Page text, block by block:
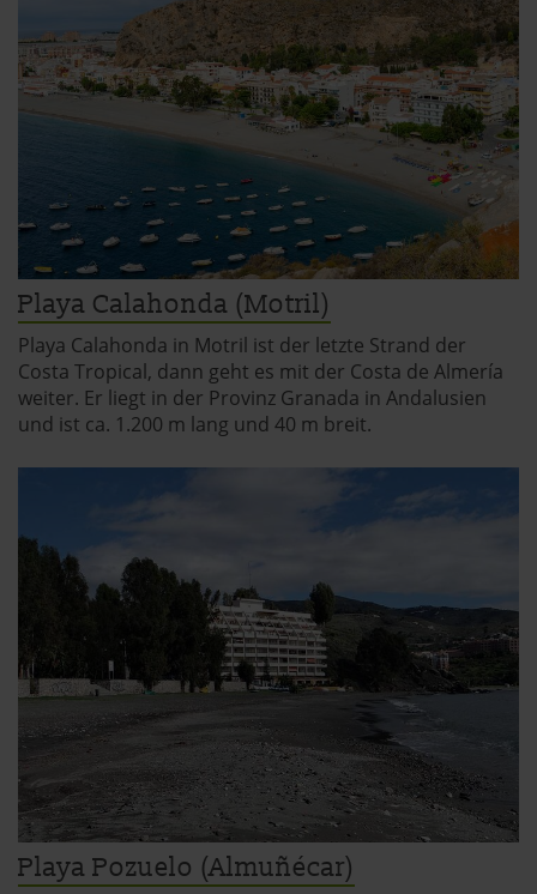
Playa Calahonda (Motril)
Playa Calahonda in Motril ist der letzte Strand der
Costa Tropical, dann geht es mit der Costa de Almería
weiter. Er liegt in der Provinz Granada in Andalusien
und ist ca. 1.200 m lang und 40 m breit.
Playa Pozuelo (Almuñécar)